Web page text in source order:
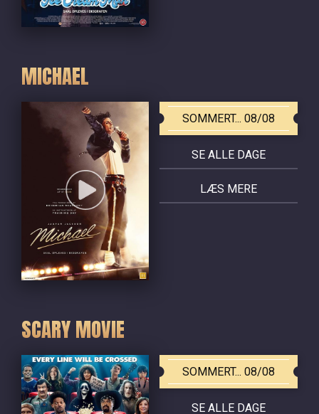
MICHAEL
SOMMERT... 08/08
SE ALLE DAGE
LÆS MERE
SCARY MOVIE
SOMMERT... 08/08
SE ALLE DAGE